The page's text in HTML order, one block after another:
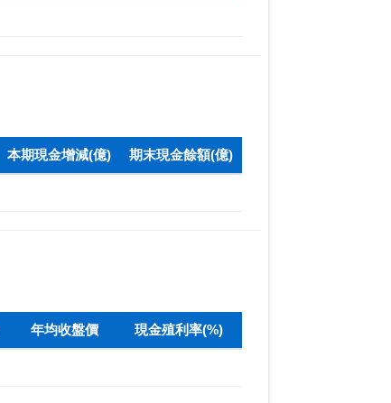
本期現金增減(億) 期末現金餘額(億)
年均收盤價 現金殖利率(%)